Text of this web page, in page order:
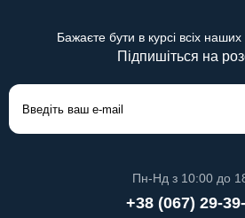
Бажаєте бути в курсі всіх
Підпишіться на
Пн-Нд з 10:00 до
+38 (067) 29-